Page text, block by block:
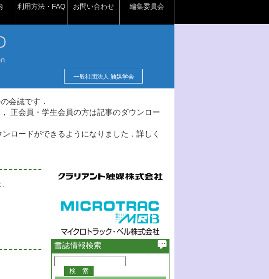
利用方法・FAQ お問い合わせ 編集委員会
一般社団法人 触媒学会
会誌です．
正会員・学生会員の方は記事のダウンロー
ロードができるようになりました．詳しく
,
書誌情報検索